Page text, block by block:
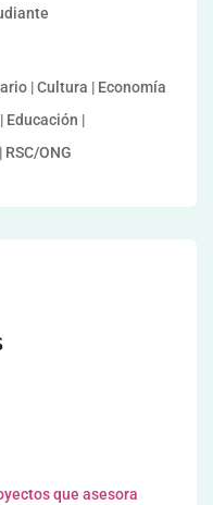
| Cultura | Economía
Educación |
ONG
que asesora